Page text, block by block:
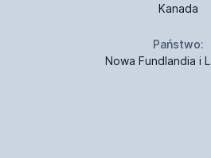
Kanada
Państwo:
Nowa Fundlandia i